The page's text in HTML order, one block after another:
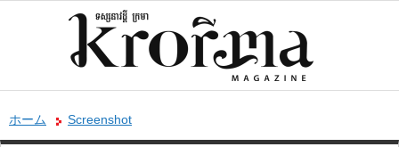
ホーム Screenshot